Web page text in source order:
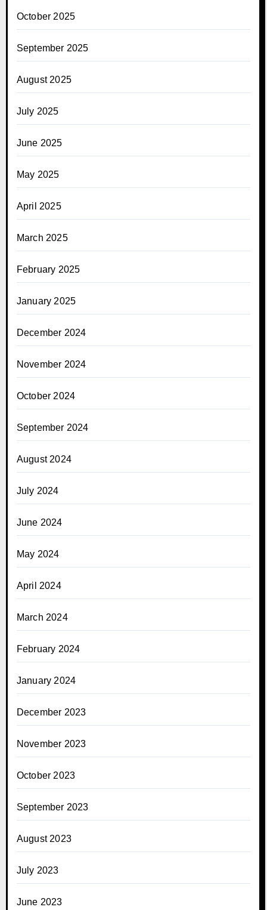
October 2025
September 2025
August 2025
July 2025
June 2025
May 2025
April 2025
March 2025
February 2025
January 2025
December 2024
November 2024
October 2024
September 2024
August 2024
July 2024
June 2024
May 2024
April 2024
March 2024
February 2024
January 2024
December 2023
November 2023
October 2023
September 2023
August 2023
July 2023
June 2023